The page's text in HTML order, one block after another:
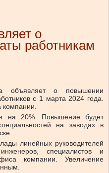
о
работникам
объявляет о повышении
с 1 марта 2024 года.
компании.
на 20%. Повышение будет
на заводах в
линейных руководителей
специалистов и
компании. Увеличение